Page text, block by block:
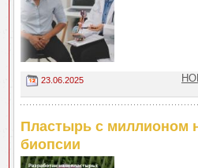
23.06.2025
Пластырь с миллионом
биопсии